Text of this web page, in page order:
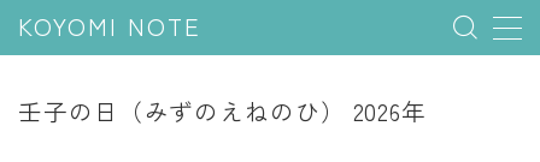
KOYOMI NOTE
壬子の日（みずのえねのひ） 2026年